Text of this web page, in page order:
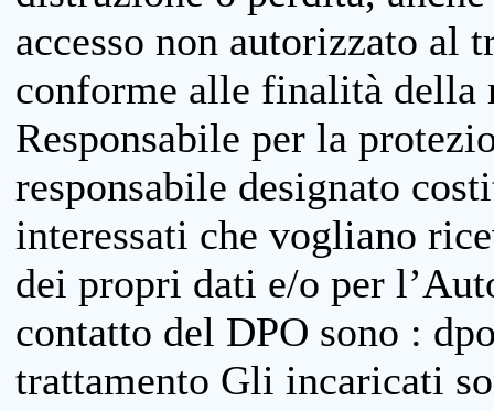
accesso non autorizzato al
conforme alle finalità della
Responsabile per la
responsabile designato
interessati che vogliano
dei propri dati e/o per
contatto del DPO sono :
trattamento Gli incaricati